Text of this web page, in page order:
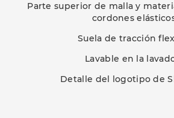
Parte superior de malla y
cordones
Suela de tracción
Lavable en la
Detalle del logotipo de